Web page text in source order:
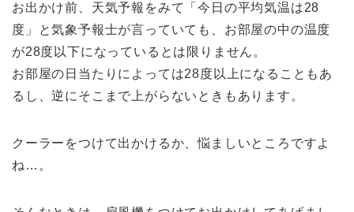
お出かけ前、天気予報をみて「今日の平均気温は28
度 」と気象予報士が言っていても、お部屋の中の温度
が28度以下になっているとは限りません。
お部屋の日当たりによっては28度以上になることも あ
るし、逆にそこまで上がらないときもあります。
クーラーをつけて出かけるか、悩ましいところですよ
ね…。